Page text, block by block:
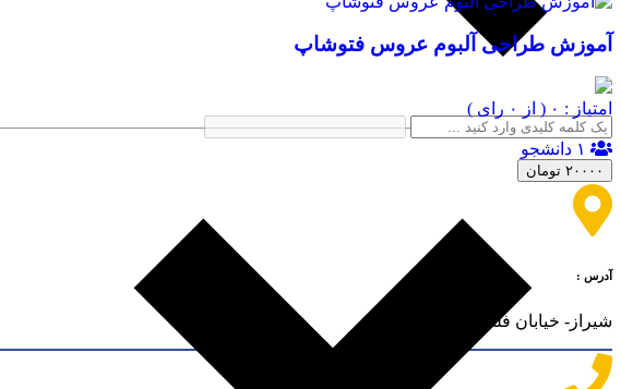
آموزش طراحی آلبوم عروس فتوشاپ
امتیاز : ۰ ( از ۰ رای )
۲۰۰۰۰ تومان
آدرس :
شیراز- خیابان فلسطین- کوچه ۲